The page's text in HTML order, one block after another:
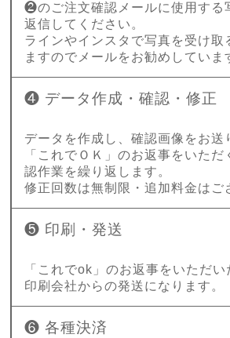
❷のご注文確認メールに使用する
返信してください。
ラインやインスタで写真を受け取
ますのでメールをお勧めしていま
❹ データ作成・確認・修正
データを作成し、確認画像をお送
「これでＯＫ」のお返事をいた
認作業を繰り返します。
修正回数は無制限・追加料金はご
❺ 印刷・発送
「これでok」のお返事をいただい
印刷会社からの発送になります。
❻ 各種決済